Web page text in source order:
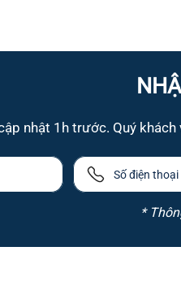
nhật 1h trước. Quý
*